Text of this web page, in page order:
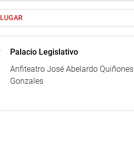
LUGAR
Palacio Legislativo
Anfiteatro José Abelardo Quiñones
Gonzales